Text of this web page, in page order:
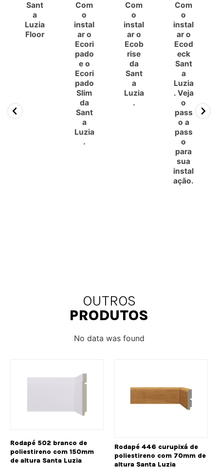
Sant
a
Luzia
Floor
Com
o
instal
ar o
Ecori
pado
e o
Ecori
pado
Slim
da
Sant
a
Luzia
.
Com
o
instal
ar o
Ecob
rise
da
Sant
a
Luzia
.
Com
o
instal
ar o
Ecod
eck
Sant
a
Luzia
. Veja
o
pass
o a
pass
o
para
sua
instal
ação.
OUTROS
PRODUTOS
No data was found
Rodapé 502 branco de
poliestireno com 150mm
de altura Santa Luzia
Rodapé 446 curupixá de
poliestireno com 70mm de
altura Santa Luzia